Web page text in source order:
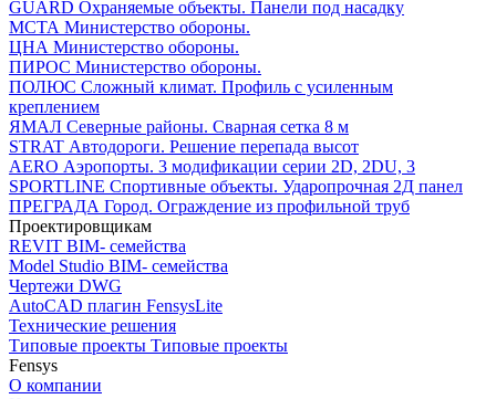
GUARD Охраняемые объекты. Панели под насадку
МСТА Министерство обороны.
ЦНА Министерство обороны.
ПИРОС Министерство обороны.
ПОЛЮС Сложный климат. Профиль с усиленным
креплением
ЯМАЛ Северные районы. Сварная сетка 8 м
STRAT Автодороги. Решение перепада высот
AERO Аэропорты. 3 модификации серии 2D, 2DU, 3
SPORTLINE Спортивные объекты. Ударопрочная 2Д панел
ПРЕГРАДА Город. Ограждение из профильной труб
Проектировщикам
REVIT BIM- семейства
Model Studio BIM- семейства
Чертежи DWG
AutoCAD плагин FensysLite
Технические решения
Типовые проекты Типовые проекты
Fensys
О компании